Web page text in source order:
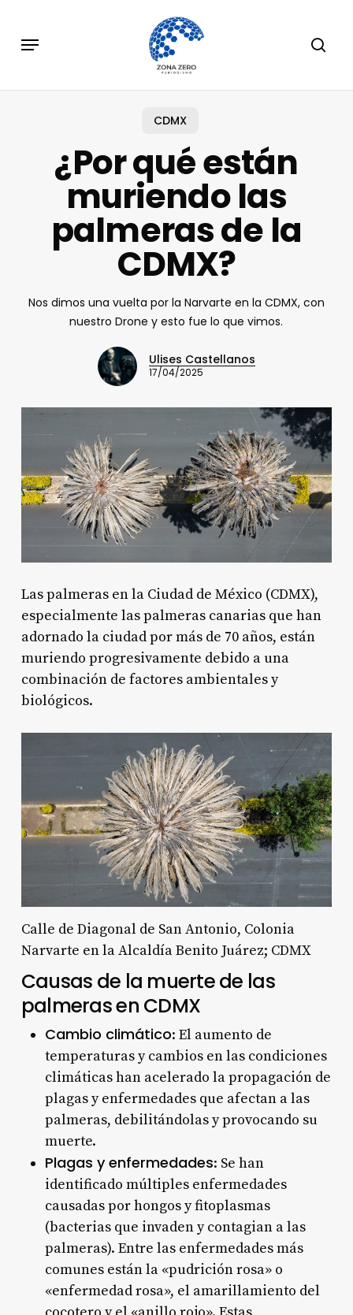
main
Menu
CDMX
¿Por qué están
muriendo las
palmeras de la
CDMX?
Nos dimos una vuelta por la Narvarte en la CDMX, con
nuestro Drone y esto fue lo que vimos.
Ulises Castellanos
17/04/2025
Las palmeras en la Ciudad de México (CDMX),
especialmente las palmeras canarias que han
adornado la ciudad por más de 70 años, están
muriendo progresivamente debido a una
combinación de factores ambientales y
biológicos.
Calle de Diagonal de San Antonio, Colonia
Narvarte en la Alcaldía Benito Juárez; CDMX
Causas de la muerte de las
palmeras en CDMX
Cambio climático: El aumento de
temperaturas y cambios en las condiciones
climáticas han acelerado la propagación de
plagas y enfermedades que afectan a las
palmeras, debilitándolas y provocando su
muerte.
Plagas y enfermedades: Se han
identificado múltiples enfermedades
causadas por hongos y fitoplasmas
(bacterias que invaden y contagian a las
palmeras). Entre las enfermedades más
comunes están la «pudrición rosa» o
«enfermedad rosa», el amarillamiento del